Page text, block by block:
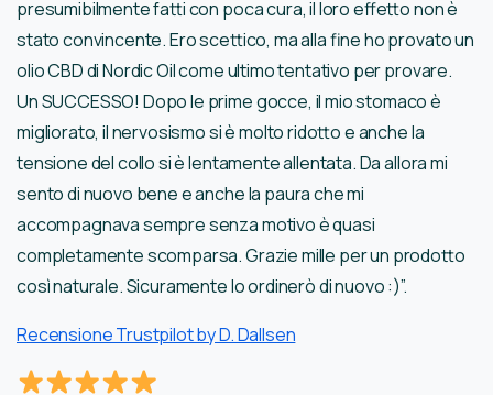
presumibilmente fatti con poca cura, il loro effetto non è
stato convincente. Ero scettico, ma alla fine ho provato un
olio CBD di Nordic Oil come ultimo tentativo per provare.
Un SUCCESSO! Dopo le prime gocce, il mio stomaco è
migliorato, il nervosismo si è molto ridotto e anche la
tensione del collo si è lentamente allentata. Da allora mi
sento di nuovo bene e anche la paura che mi
accompagnava sempre senza motivo è quasi
completamente scomparsa. Grazie mille per un prodotto
così naturale. Sicuramente lo ordinerò di nuovo :)”.
Recensione Trustpilot by D. Dallsen